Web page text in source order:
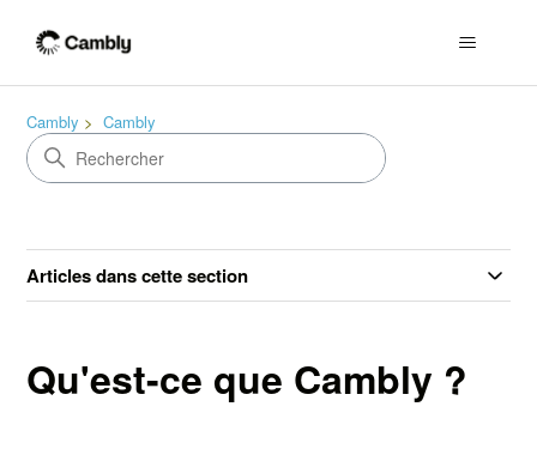
Cambly Cambly
Articles dans cette section
Qu'est-ce que Cambly ?